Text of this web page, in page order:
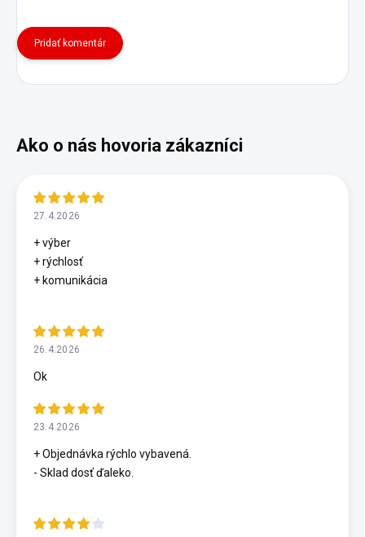
Pridať komentár
27.4.2026
+ výber
+ rýchlosť
+ komunikácia
26.4.2026
Ok
23.4.2026
+ Objednávka rýchlo vybavená.
- Sklad dosť ďaleko.